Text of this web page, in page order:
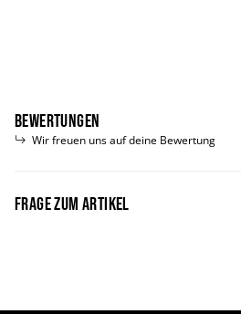
Bewertungen
Wir freuen uns auf deine Bewertung
Frage zum Artikel